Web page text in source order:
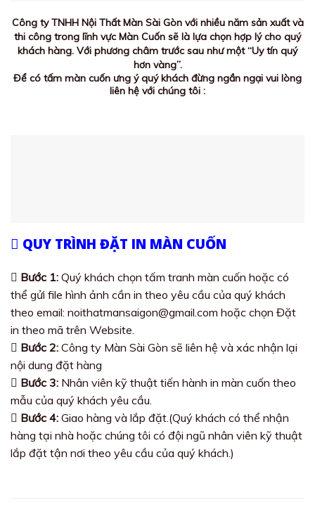
Công ty TNHH Nội Thất Màn Sài Gòn với nhiều năm sản xuất và
thi công trong lĩnh vực Màn Cuốn sẽ là lựa chọn hợp lý cho quý
khách hàng. Với phương châm trước sau như một “Uy tín quý
hơn vàng”.
Để có tấm màn cuốn ưng ý quý khách đừng ngần ngại vui lòng
liên hệ với chúng tôi :
QUY TRÌNH ĐẶT IN MÀN CUỐN
Bước 1: Quý khách chọn tấm tranh màn cuốn hoặc có
thể gửi file hình ảnh cần in theo yêu cầu của quý khách
theo email: noithatmansaigon@gmail.com hoặc chọn Đặt
in theo mã trên Website.
Bước 2: Công ty Màn Sài Gòn sẽ liên hệ và xác nhận lại
nội dung đặt hàng
Bước 3: Nhân viên kỹ thuật tiến hành in màn cuốn theo
mẫu của quý khách yêu cầu.
Bước 4: Giao hàng và lắp đặt.(Quý khách có thể nhận
hàng tại nhà hoặc chúng tôi có đội ngũ nhân viên kỹ thuật
lắp đặt tận nơi theo yêu cầu của quý khách.)